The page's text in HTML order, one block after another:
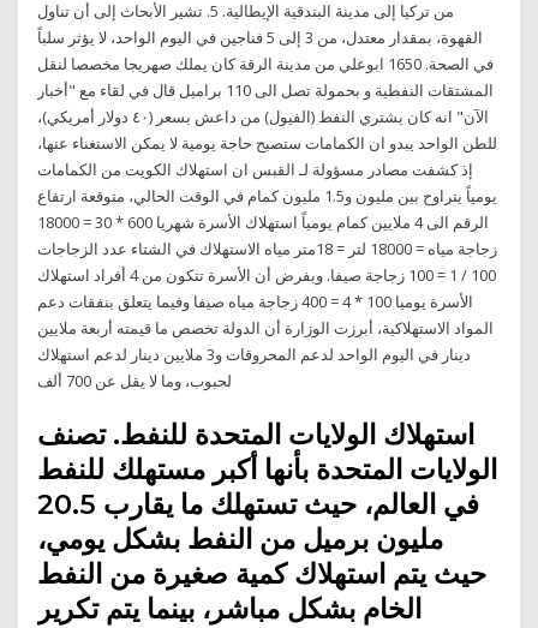
من تركيا إلى مدينة البندقية الإيطالية. 5. تشير الأبحاث إلى أن تناول
القهوة، بمقدار معتدل، من 3 إلى 5 فناجين في اليوم الواحد، لا يؤثر سلباً
في الصحة. 1650 ابوعلي من مدينة الرقة كان يملك صهريجا مخصصا لنقل
المشتقات النفطية و بحمولة تصل الى 110 براميل قال في لقاء مع "أخبار
الآن" انه كان يشتري النفط (الفيول) من داعش بسعر (٤٠ دولار أمريكي)،
للطن الواحد يبدو ان الكمامات ستصبح حاجة يومية لا يمكن الاستغناء عنها،
إذ كشفت مصادر مسؤولة لـ القبس ان استهلاك الكويت من الكمامات
يومياً يتراوح بين مليون و1.5 مليون كمام في الوقت الحالي، متوقعة ارتفاع
الرقم الى 4 ملايين كمام يومياً استهلاك الأسرة شهريا 600 * 30 = 18000
زجاجة مياه = 18000 لتر = 18متر مياه الاستهلاك في الشتاء عدد الزجاجات
100 / 1 = 100 زجاجة صيفا. وبفرض أن الأسرة تتكون من 4 أفراد استهلاك
الأسرة يوميا 100 * 4 = 400 زجاجة مياه صيفا وفيما يتعلق بنفقات دعم
المواد الاستهلاكية، أبرزت الوزارة أن الدولة تخصص ما قيمته أربعة ملايين
دينار في اليوم الواحد لدعم المحروقات و3 ملايين دينار لدعم استهلاك
لحبوب، وما لا يقل عن 700 ألف
استهلاك الولايات المتحدة للنفط. تصنف
الولايات المتحدة بأنها أكبر مستهلك للنفط
في العالم، حيث تستهلك ما يقارب 20.5
مليون برميل من النفط بشكل يومي،
حيث يتم استهلاك كمية صغيرة من النفط
الخام بشكل مباشر، بينما يتم تكرير